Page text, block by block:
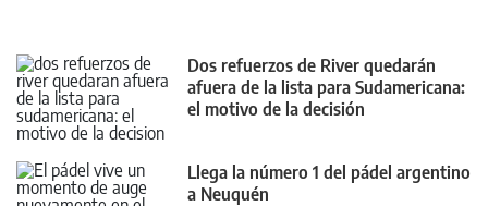
Dos refuerzos de River quedarán
afuera de la lista para Sudamericana:
el motivo de la decisión
Llega la número 1 del pádel argentino
a Neuquén